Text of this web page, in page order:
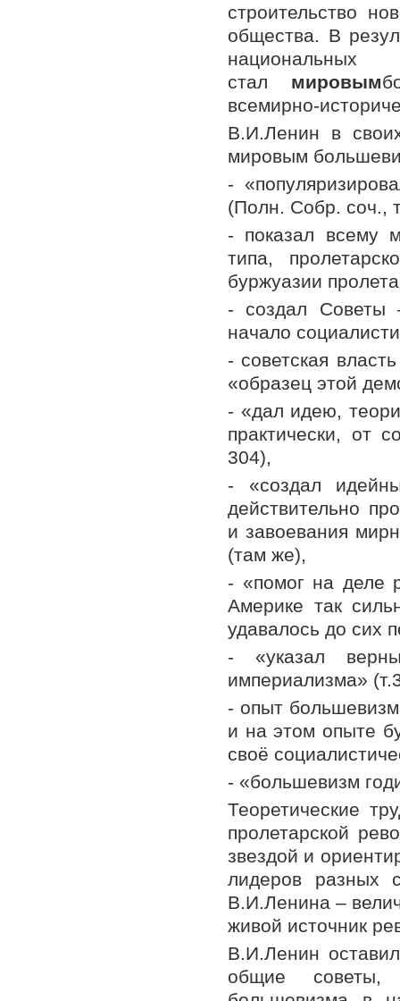
строительство
общества. В
стал мировым
всемирно-
В.И.Ленин в
мировым
-
(Полн. Собр. соч.,
- показал всему
типа,
буржуазии
- создал Советы
начало
- советская
«образец этой
- «дал идею,
практически, от
304),
- «создал
действительно
и завоевания
(там же),
- «помог на деле
Америке так
удавалось до сих
- «указал
империализма»
- опыт
и на этом опыте
своё
- «большевизм
Теоретические
пролетарской
звездой и
лидеров разных
В.И.Ленина –
живой источник
В.И.Ленин
общие советы,